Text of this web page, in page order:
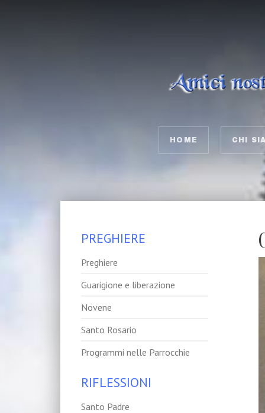
HOME CHI
PREGHIERE
Preghiere
Guarigione e liberazione
Novene
Santo Rosario
Programmi nelle Parrocchie
RIFLESSIONI
Santo Padre